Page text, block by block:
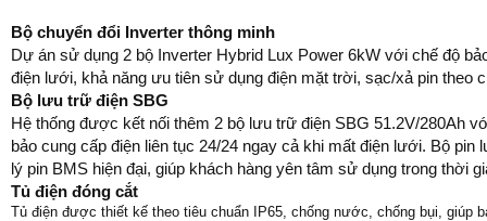
Bộ chuyển đổi Inverter thông minh
Dự án sử dụng 2 bộ Inverter Hybrid Lux Power 6kW với chế độ
điện lưới, khả năng ưu tiên sử dụng điện mặt trời, sạc/xả pin theo
Bộ lưu trữ điện SBG
Hệ thống được kết nối thêm 2 bộ lưu trữ điện SBG 51.2V/280Ah
bảo cung cấp điện liên tục 24/24 ngay cả khi mất điện lưới. Bộ
lý pin BMS hiện đại, giúp khách hàng yên tâm sử dụng trong thời
Tủ điện đóng cắt
Tủ điện được thiết kế theo tiêu chuẩn IP65, chống nước, chống bụi, giúp